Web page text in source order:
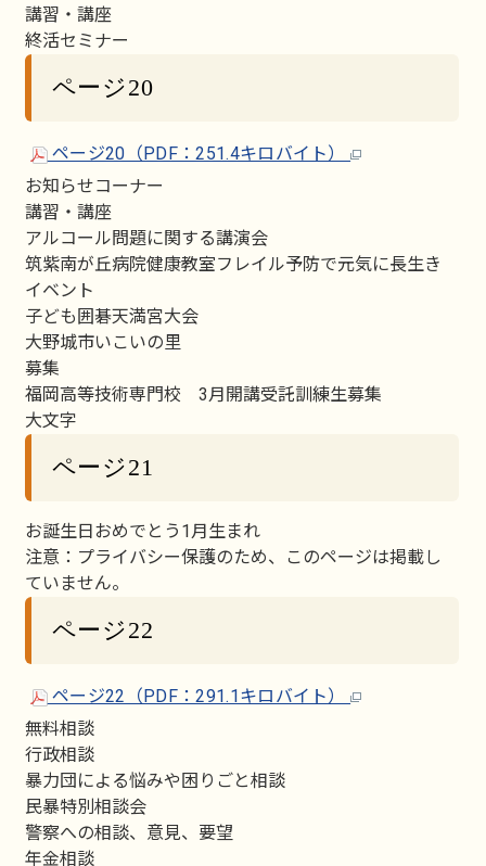
講習・講座
終活セミナー
ページ20
ページ20（PDF：251.4キロバイト）
お知らせコーナー
講習・講座
アルコール問題に関する講演会
筑紫南が丘病院健康教室フレイル予防で元気に長生き
イベント
子ども囲碁天満宮大会
大野城市いこいの里
募集
福岡高等技術専門校 3月開講受託訓練生募集
大文字
ページ21
お誕生日おめでとう1月生まれ
注意：プライバシー保護のため、このページは掲載し
ていません。
ページ22
ページ22（PDF：291.1キロバイト）
無料相談
行政相談
暴力団による悩みや困りごと相談
民暴特別相談会
警察への相談、意見、要望
年金相談